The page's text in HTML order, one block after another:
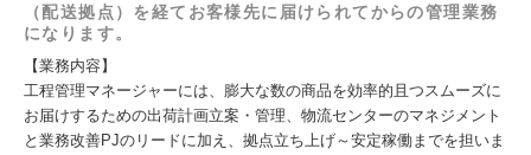
（配送拠点）を経てお客様先に届けられてからの管理業務
になります。
【業務内容】
工程管理マネージャーには、膨大な数の商品を効率的且つスムーズに
お届けするための出荷計画立案・管理、物流センターのマネジメント
と業務改善PJのリードに加え、拠点立ち上げ～安定稼働までを担いま